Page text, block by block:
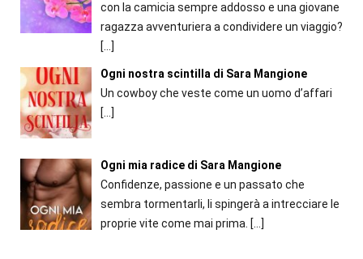
con la camicia sempre addosso e una giovane
ragazza avventuriera a condividere un viaggio?
[…]
Ogni nostra scintilla di Sara Mangione
Un cowboy che veste come un uomo d’affari
[…]
Ogni mia radice di Sara Mangione
Confidenze, passione e un passato che
sembra tormentarli, li spingerà a intrecciare le
proprie vite come mai prima. […]